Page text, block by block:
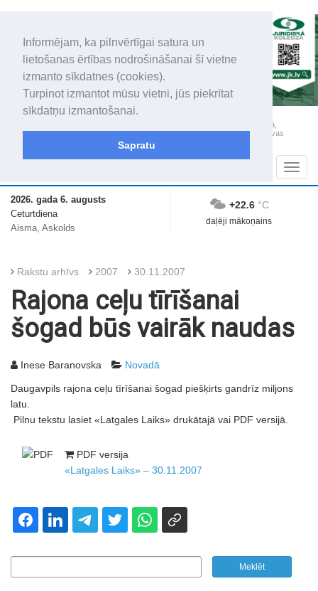
Informējam, ka pilnvērtīgai satura un
lietošanas ērtības nodrošināšanai šī vietne
izmanto sīkdatnes (cookies).
Turpinot izmantot mūsu vietni, jūs piekrītat
sīkdatņu izmantošanai.
Sapratu
„Latgales Laiks” iznāk latviešu un krievu valodās visā Dienvidlatgalē un Sēlijā,
„Latgales Laiks” latviešu valodā aptver Daugavpils valstspilsētu, Augšdaugavas
novadu un apkārtējos novadus un pilsētas.
2026. gada 6. augusts
Ceturtdiena
Aisma, Askolds
+22.6 °C
daļēji mākoņains
Rakstu arhīvs 2007 30.11.2007
Rajona ceļu tīrīšanai
šogad būs vairāk naudas
Inese Baranovska Novadā
Daugavpils rajona ceļu tīrīšanai šogad piešķirts gandrīz miljons
latu.
Pilnu tekstu lasiet «Latgales Laiks» drukātajā vai PDF versijā.
PDF versija
«Latgales Laiks» – 30.11.2007